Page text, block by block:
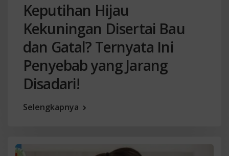
Keputihan Hijau
Kekuningan Disertai Bau
dan Gatal? Ternyata Ini
Penyebab yang Jarang
Disadari!
Selengkapnya